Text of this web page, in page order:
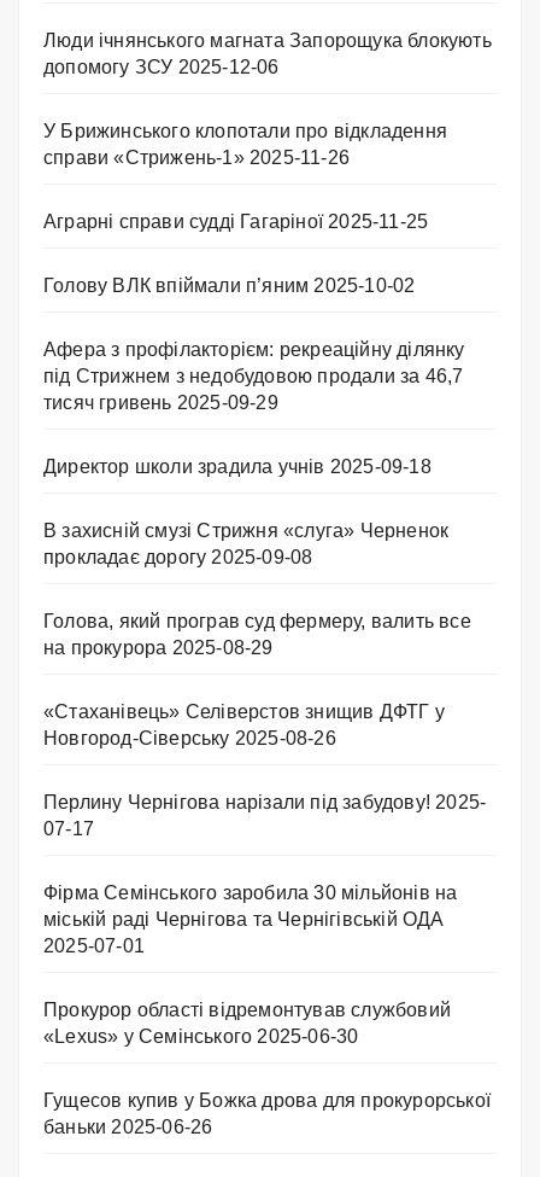
Люди ічнянського магната Запорощука блокують
допомогу ЗСУ 2025-12-06
У Брижинського клопотали про відкладення
справи «Стрижень-1» 2025-11-26
Аграрні справи судді Гагаріної 2025-11-25
Голову ВЛК впіймали п’яним 2025-10-02
Афера з профілакторієм: рекреаційну ділянку
під Стрижнем з недобудовою продали за 46,7
тисяч гривень 2025-09-29
Директор школи зрадила учнів 2025-09-18
В захисній смузі Стрижня «слуга» Черненок
прокладає дорогу 2025-09-08
Голова, який програв суд фермеру, валить все
на прокурора 2025-08-29
«Стаханівець» Селіверстов знищив ДФТГ у
Новгород-Сіверську 2025-08-26
Перлину Чернігова нарізали під забудову! 2025-
07-17
Фірма Семінського заробила 30 мільйонів на
міській раді Чернігова та Чернігівській ОДА
2025-07-01
Прокурор області відремонтував службовий
«Lexus» у Семінського 2025-06-30
Гущесов купив у Божка дрова для прокурорської
баньки 2025-06-26